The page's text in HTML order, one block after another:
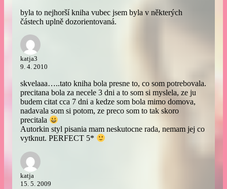
byla to nejhorší kniha vubec jsem byla v některých
částech uplně dozorientovaná.
katja3
9. 4. 2010
skvelaaa…..tato kniha bola presne to, co som potrebovala.
precitana bola za necele 3 dni a to som si myslela, ze ju
budem citat cca 7 dni a kedze som bola mimo domova,
nadavala som si potom, ze preco som to tak skoro
precitala
Autorkin styl pisania mam neskutocne rada, nemam jej co
vytknut. PERFECT 5*
katja
15. 5. 2009